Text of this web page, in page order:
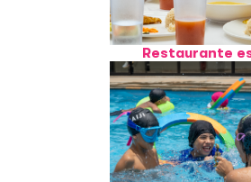
Restaurante